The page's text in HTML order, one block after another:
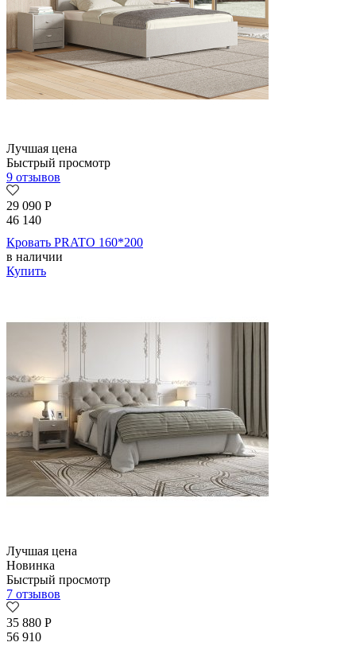
Лучшая цена
Быстрый просмотр
9 отзывов
29 090 Р
46 140
Кровать PRATO 160*200
в наличии
Купить
Лучшая цена
Новинка
Быстрый просмотр
7 отзывов
35 880 Р
56 910